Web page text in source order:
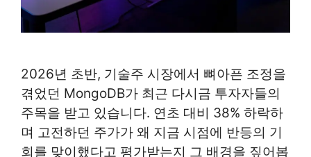
2026년 초반, 기술주 시장에서 뼈아픈 조정을
겪었던 MongoDB가 최근 다시금 투자자들의
주목을 받고 있습니다. 연초 대비 38% 하락하
며 고전하던 주가가 왜 지금 시점에 반등의 기
회를 맞이했다고 평가받는지 그 배경을 짚어봅